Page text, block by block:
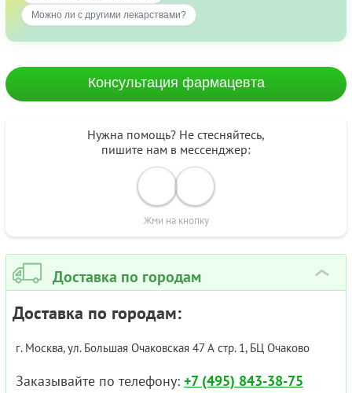
Можно ли с другими лекарствами?
Консультация фармацевта
Нужна помощь? Не стесняйтесь,
пишите нам в мессенджер:
Жми на кнопку
Доставка по городам ›
Доставка по городам:
г. Москва, ул. Большая Очаковская 47 А стр. 1, БЦ Очаково
Заказывайте по телефону: +7 (495) 843-38-75